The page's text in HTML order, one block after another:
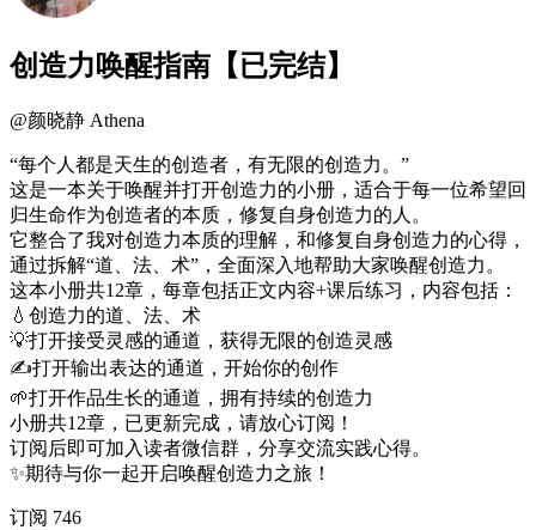
创造力唤醒指南【已完结】
@颜晓静 Athena
“每个人都是天生的创造者，有无限的创造力。”
这是一本关于唤醒并打开创造力的小册，适合于每一位希望回
归生命作为创造者的本质，修复自身创造力的人。
它整合了我对创造力本质的理解，和修复自身创造力的心得，
通过拆解“道、法、术”，全面深入地帮助大家唤醒创造力。
这本小册共12章，每章包括正文内容+课后练习，内容包括：
💧创造力的道、法、术
💡打开接受灵感的通道，获得无限的创造灵感
✍️打开输出表达的通道，开始你的创作
🌱打开作品生长的通道，拥有持续的创造力
小册共12章，已更新完成，请放心订阅！
订阅后即可加入读者微信群，分享交流实践心得。
✨期待与你一起开启唤醒创造力之旅！
订阅 746